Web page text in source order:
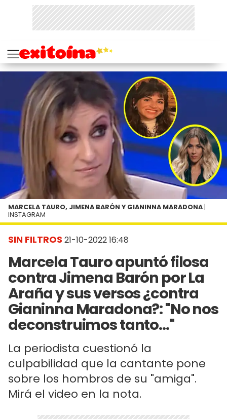
SIN FILTROS 21-10-2022 16:48
Marcela Tauro apuntó filosa
contra Jimena Barón por La
Araña y sus versos ¿contra
Gianinna Maradona?: "No nos
deconstruimos tanto..."
La periodista cuestionó la
culpabilidad que la cantante pone
sobre los hombros de su "amiga".
Mirá el video en la nota.
MARCELA TAURO, JIMENA BARÓN Y GIANINNA MARADONA |
INSTAGRAM